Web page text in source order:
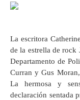
La escritora
de la estrella de rock
Departamento de
Curran y Gus
La hermosa y
declaración sentada